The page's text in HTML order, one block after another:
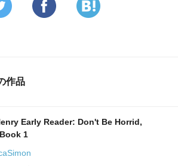
作品
Early Reader: Don't Be Horrid,
1